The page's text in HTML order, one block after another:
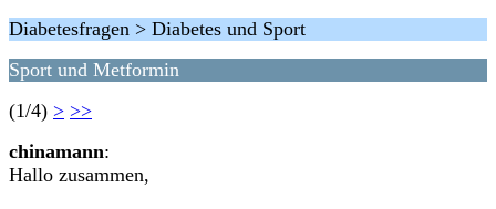
Diabetesfragen > Diabetes und Sport
Sport und Metformin
(1/4) > >>
chinamann:
Hallo zusammen,